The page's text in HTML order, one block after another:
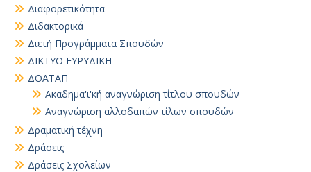
Διαφορετικότητα
Διδακτορικά
Διετή Προγράμματα Σπουδών
ΔΙΚΤΥΟ ΕΥΡΥΔΙΚΗ
ΔΟΑΤΑΠ
Ακαδημα'ι'κή αναγνώριση τίτλου σπουδών
Αναγνώριση αλλοδαπών τίλων σπουδών
Δραματική τέχνη
Δράσεις
Δράσεις Σχολείων